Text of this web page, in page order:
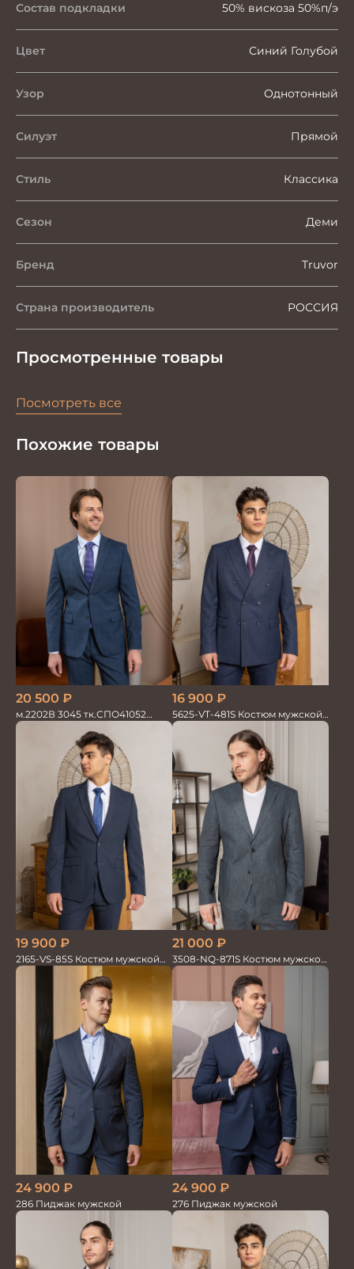
Состав подкладки 50% вискоза 50%п/э
Цвет Синий Голубой
Узор Однотонный
Силуэт Прямой
Стиль Классика
Сезон Деми
Бренд Truvor
Страна производитель РОССИЯ
Просмотренные товары
Посмотреть все
Похожие товары
20 500 ₽
м.2202В 3045 тк.СПО41052
Костюм мужской
16 900 ₽
5625-VT-481S Костюм мужской
двойка
19 900 ₽
2165-VS-85S Костюм мужской
двойка
21 000 ₽
3508-NQ-871S Костюм мужской
двойка со льном в елочку
24 900 ₽
286 Пиджак мужской
24 900 ₽
276 Пиджак мужской